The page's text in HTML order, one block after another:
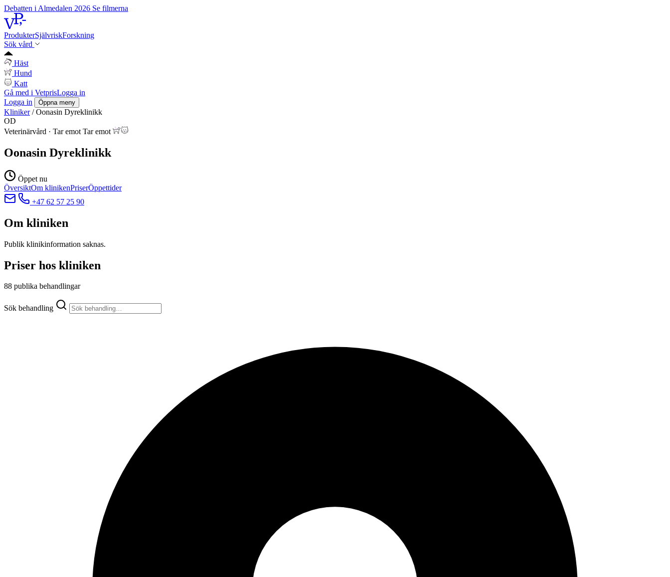
Debatten i Almedalen 2026 Se filmerna
ProdukterSjälvriskForskning
Sök vård
Häst
Hund
Katt
Gå med i VetprisLogga in
Logga in
Öppna meny
Kliniker / Oonasin Dyreklinikk
OD
Veterinärvård · Tar emot Tar emot
Oonasin Dyreklinikk
Öppet nu
ÖversiktOm klinikenPriserÖppettider
+47 62 57 25 90
Om kliniken
Publik klinikinformation saknas.
Priser hos kliniken
88 publika behandlingar
Sök behandling